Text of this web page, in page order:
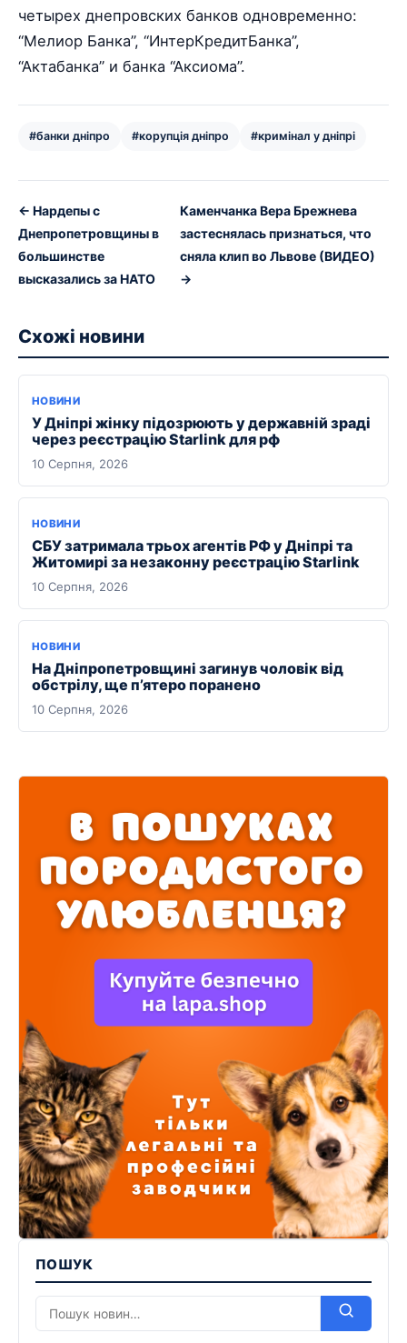
четырех днепровских банков одновременно:
“Мелиор Банка”, “ИнтерКредитБанка”,
“Актабанка” и банка “Аксиома”.
#банки дніпро #корупція дніпро #кримінал у дніпрі
← Нардепы с
Днепропетровщины в
большинстве
высказались за НАТО
Каменчанка Вера Брежнева
застеснялась признаться, что
сняла клип во Львове (ВИДЕО)
→
Схожі новини
НОВИНИ
У Дніпрі жінку підозрюють у державній зраді
через реєстрацію Starlink для рф
10 Серпня, 2026
НОВИНИ
СБУ затримала трьох агентів РФ у Дніпрі та
Житомирі за незаконну реєстрацію Starlink
10 Серпня, 2026
НОВИНИ
На Дніпропетровщині загинув чоловік від
обстрілу, ще п’ятеро поранено
10 Серпня, 2026
ПОШУК